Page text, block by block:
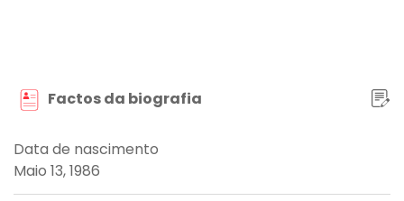
Factos da biografia
Data de nascimento
Maio 13, 1986